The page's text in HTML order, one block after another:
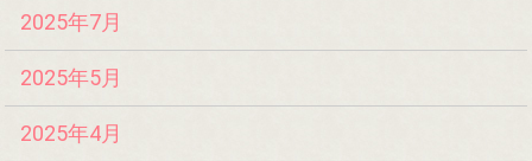
2025年7月
2025年5月
2025年4月